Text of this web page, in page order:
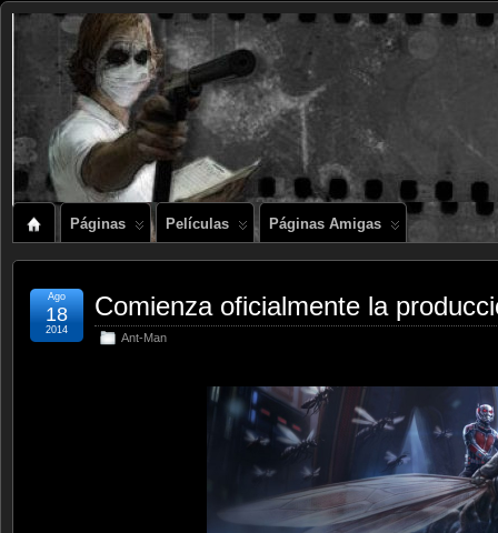
Páginas Películas Páginas Amigas
Comienza oficialmente la
Ant-Man
Ago
18
2014